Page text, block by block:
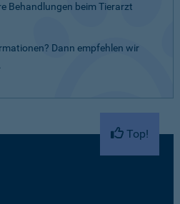
Behandlungen beim Tierarzt
Dann empfehlen wir
Top!